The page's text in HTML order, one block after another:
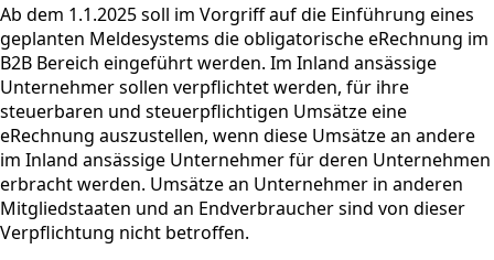
Ab dem 1.1.2025 soll im Vorgriff auf die Einführung eines
geplanten Meldesystems die obligatorische eRechnung im
B2B Bereich eingeführt werden. Im Inland ansässige
Unternehmer sollen verpflichtet werden, für ihre
steuerbaren und steuerpflichtigen Umsätze eine
eRechnung auszustellen, wenn diese Umsätze an andere
im Inland ansässige Unternehmer für deren Unternehmen
erbracht werden. Umsätze an Unternehmer in anderen
Mitgliedstaaten und an Endverbraucher sind von dieser
Verpflichtung nicht betroffen.